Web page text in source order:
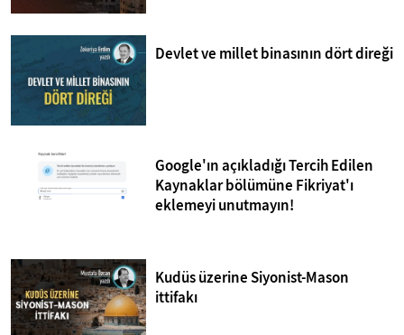
Devlet ve millet binasının dört direği
Google'ın açıkladığı Tercih Edilen
Kaynaklar bölümüne Fikriyat'ı
eklemeyi unutmayın!
Kudüs üzerine Siyonist-Mason
ittifakı